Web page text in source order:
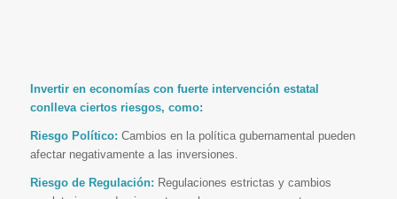
Invertir en economías con fuerte intervención estatal
conlleva ciertos riesgos, como:
Riesgo Político: Cambios en la política gubernamental pueden
afectar negativamente a las inversiones.
Riesgo de Regulación: Regulaciones estrictas y cambios